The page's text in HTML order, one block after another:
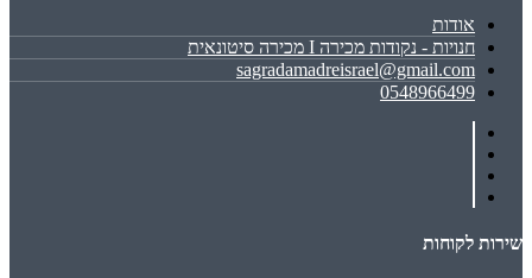
אודות
חנויות - נקודות מכירה I מכירה סיטונאית
sagradamadreisrael@gmail.com
0548966499
שירות לקוחות